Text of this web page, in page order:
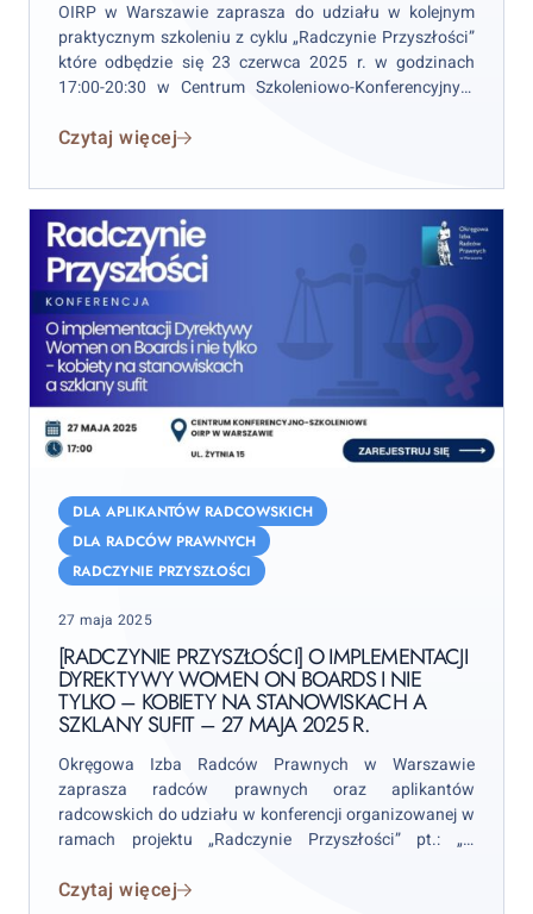
SZKOLENIE
OIRP w Warszawie zaprasza do udziału w kolejnym
praktycznym szkoleniu z cyklu „Radczynie Przyszłości”
które odbędzie się 23 czerwca 2025 r. w godzinach
17:00-20:30 w Centrum Szkoleniowo-Konferencyjnym
Czytaj więcej
Przyszłości]
implementacji
Dyrektywy
Women
Boards
tylko
kobiety
stanowiskach
DLA APLIKANTÓW RADCOWSKICH
DLA RADCÓW PRAWNYCH
RADCZYNIE PRZYSZŁOŚCI
Posted
27 maja 2025
[RADCZYNIE PRZYSZŁOŚCI] O IMPLEMENTACJI
DYREKTYWY WOMEN ON BOARDS I NIE
TYLKO – KOBIETY NA STANOWISKACH A
SZKLANY SUFIT – 27 MAJA 2025 R.
Okręgowa Izba Radców Prawnych w Warszawie
zaprasza radców prawnych oraz aplikantów
radcowskich do udziału w konferencji organizowanej w
ramach projektu „Radczynie Przyszłości” pt.: „O
kobiety na stanowiskach a szklany sufit”
Czytaj więcej